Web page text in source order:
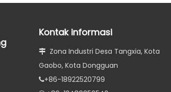
Kontak informasi

Zona Industri Desa Tangxia, Kota
Gaobo, Kota Dongguan
+86-18922520799